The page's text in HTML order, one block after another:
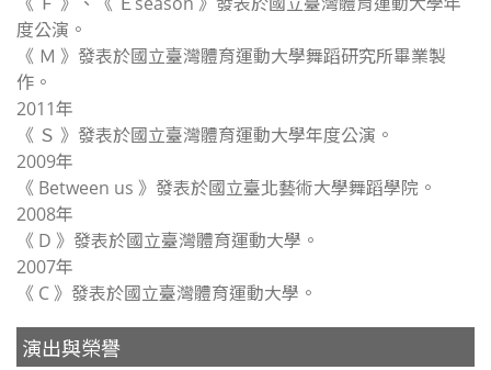
度公演。
《 Ｍ 》發表於國立臺灣體育運動大學舞蹈研究所畢業製
作。
2011年
《 Ｓ 》發表於國立臺灣體育運動大學年度公演。
2009年
《 Between us 》發表於國立臺北藝術大學舞蹈學院。
2008年
《 D 》發表於國立臺灣體育運動大學。
2007年
《 C 》發表於國立臺灣體育運動大學。
演出與榮譽